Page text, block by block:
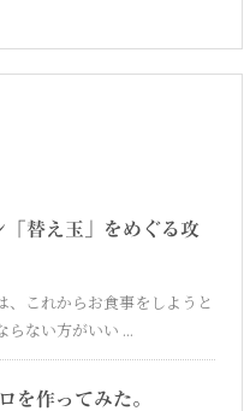
「替え玉」をめぐる攻
、これからお食事をしようと
らない方がいい ...
を作ってみた。